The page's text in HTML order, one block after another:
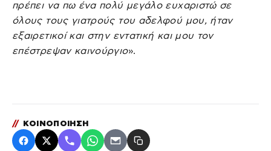
πρέπει να πω ένα πολύ μεγάλο ευχαριστώ σε
όλους τους γιατρούς του αδελφού μου, ήταν
εξαιρετικοί και στην εντατική και μου τον
επέστρεψαν καινούργιο».
// ΚΟΙΝΟΠΟΙΗΣΗ